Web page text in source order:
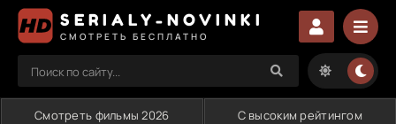
SERIALY-NOVINKI
СМОТРЕТЬ БЕСПЛАТНО
Смотреть фильмы 2026 С высоким рейтингом